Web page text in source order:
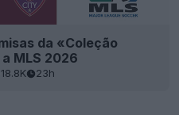
da «Coleção
MLS 2026
18.8K 23h